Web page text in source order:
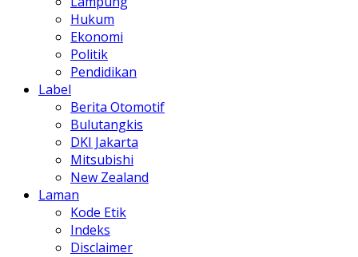
Hukum
Ekonomi
Politik
Pendidikan
Label
Berita Otomotif
Bulutangkis
DKI Jakarta
Mitsubishi
New Zealand
Laman
Kode Etik
Indeks
Disclaimer